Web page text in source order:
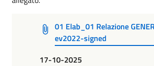
01 Elab_01 Relazione
ev2022-signed
17-10-2025